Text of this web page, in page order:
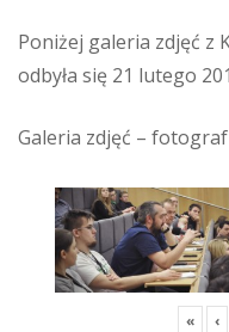
Poniżej galeria zdjęć z
odbyła się 21 lutego
Galeria zdjęć –
« ‹